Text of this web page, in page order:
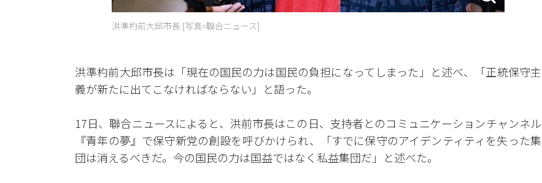
洪準杓前大邱市長 [写真=聯合ニュース]
洪準杓前大邱市長は「現在の国民の力は国民の負担になってしまった」と述べ、「正統保守主
義が新たに出てこなければならない」と語った。
17日、聯合ニュースによると、洪前市長はこの日、支持者とのコミュニケーションチャンネル
『青年の夢』で保守新党の創設を呼びかけられ、「すでに保守のアイデンティティを失った集
団は消えるべきだ。今の国民の力は国益ではなく私益集団だ」と述べた。